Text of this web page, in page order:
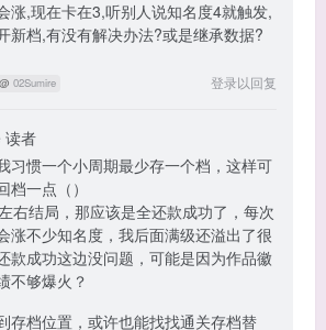
涨,现在卡在3,听别人说知名度4就触发,
新档,有没有解决办法?或是继承数据?
@ 02Sumire 登录以回复
读者
习惯一个小周期最少存一个档，这样可
档一点（）
右结局，那应该是全还款成功了，每次
涨不少知名度，我后面满级还溢出了很
款成功这边没问题，可能是因为作品徽
不够爆火？
存档位置，或许也能找找通关存档替